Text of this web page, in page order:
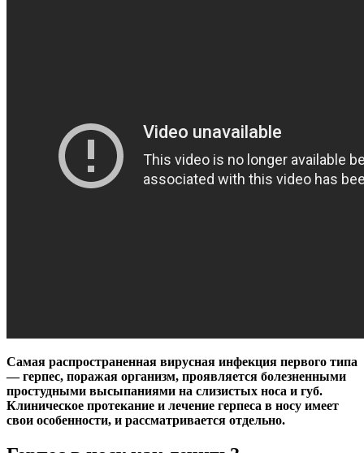
Самая распространенная вирусная инфекция первого типа
— герпес, поражая организм, проявляется болезненными
простудными высыпаниями на слизистых носа и губ.
Клиническое протекание и лечение герпеса в носу имеет
свои особенности, и рассматривается отдельно.